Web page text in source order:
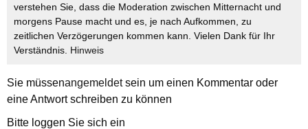
verstehen Sie, dass die Moderation zwischen Mitternacht und
morgens Pause macht und es, je nach Aufkommen, zu
zeitlichen Verzögerungen kommen kann. Vielen Dank für Ihr
Verständnis. Hinweis
Sie müssenangemeldetsein um einen Kommentar oder
eine Antwort schreiben zu können
Bitte loggen Sie sich ein